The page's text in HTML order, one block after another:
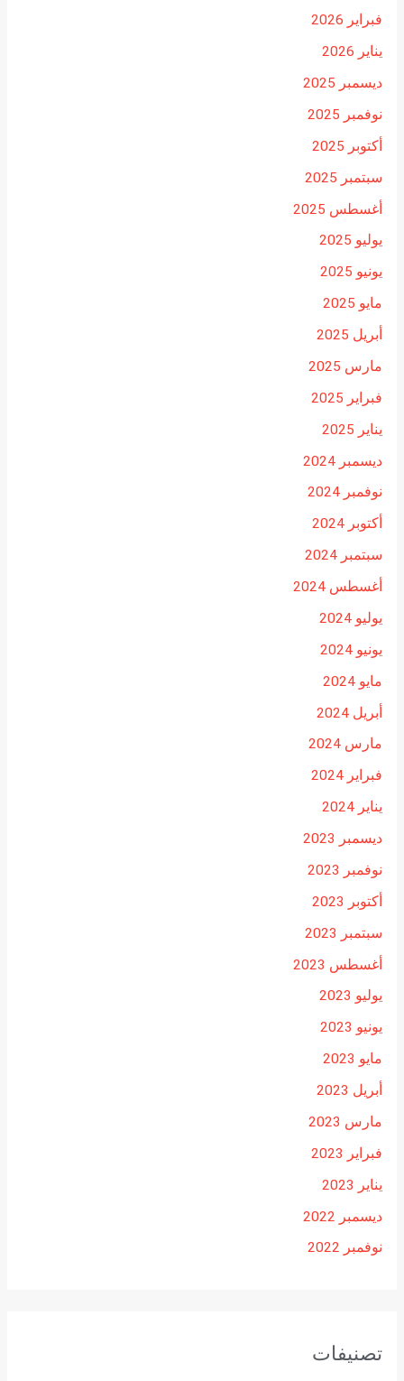
فبراير 2026
يناير 2026
ديسمبر 2025
نوفمبر 2025
أكتوبر 2025
سبتمبر 2025
أغسطس 2025
يوليو 2025
يونيو 2025
مايو 2025
أبريل 2025
مارس 2025
فبراير 2025
يناير 2025
ديسمبر 2024
نوفمبر 2024
أكتوبر 2024
سبتمبر 2024
أغسطس 2024
يوليو 2024
يونيو 2024
مايو 2024
أبريل 2024
مارس 2024
فبراير 2024
يناير 2024
ديسمبر 2023
نوفمبر 2023
أكتوبر 2023
سبتمبر 2023
أغسطس 2023
يوليو 2023
يونيو 2023
مايو 2023
أبريل 2023
مارس 2023
فبراير 2023
يناير 2023
ديسمبر 2022
نوفمبر 2022
تصنيفات